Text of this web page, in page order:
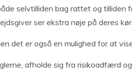
selvtilliden bag rattet og tilliden
ser ekstra nøje på deres
det er også en mulighed for at
afholde sig fra risikoadfærd